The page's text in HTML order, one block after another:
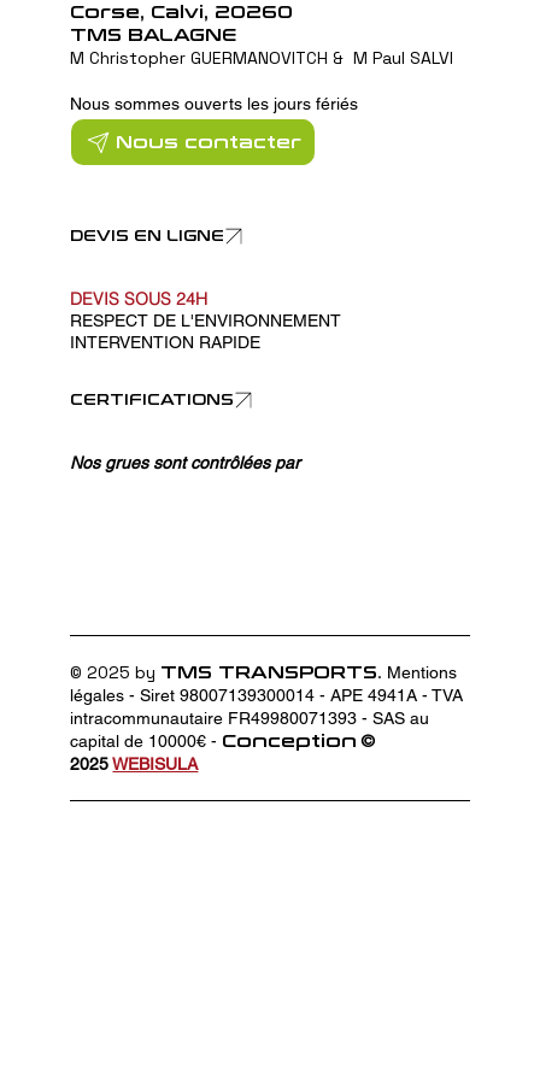
© 2025 by TMS TRANSPORTS. Mentions
légales -Siret 98007139300014 - APE 4941A - TVA
intracommunautaire FR49980071393 - SAS au
capital de 10000€ - Conception ©
2025WEBISULA
Corse, Calvi, 20260
TMS BALAGNE
M Christopher GUERMANOVITCH &M Paul SALVI
Nous sommes ouverts les jours fériés
Nous contacter
DEVIS EN LIGNE
DEVIS SOUS 24H
RESPECT DE L'ENVIRONNEMENT
INTERVENTION RAPIDE
CERTIFICATIONS
Nos grues sont contrôlées par